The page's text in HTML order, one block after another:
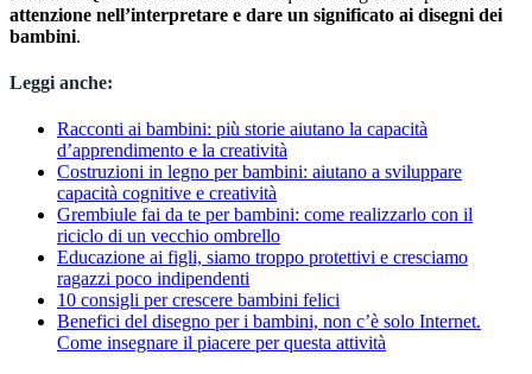
attenzione nell’interpretare e dare un significato ai disegni dei
bambini.
Leggi anche:
Racconti ai bambini: più storie aiutano la capacità
d’apprendimento e la creatività
Costruzioni in legno per bambini: aiutano a sviluppare
capacità cognitive e creatività
Grembiule fai da te per bambini: come realizzarlo con il
riciclo di un vecchio ombrello
Educazione ai figli, siamo troppo protettivi e cresciamo
ragazzi poco indipendenti
10 consigli per crescere bambini felici
Benefici del disegno per i bambini, non c’è solo Internet.
Come insegnare il piacere per questa attività